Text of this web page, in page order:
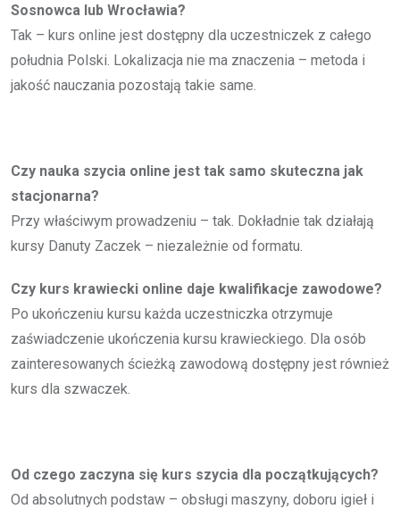
Sosnowca lub Wrocławia?
Tak – kurs online jest dostępny dla uczestniczek z całego
południa Polski. Lokalizacja nie ma znaczenia – metoda i
jakość nauczania pozostają takie same.
Czy nauka szycia online jest tak samo skuteczna jak
stacjonarna?
Przy właściwym prowadzeniu – tak. Dokładnie tak działają
kursy Danuty Zaczek – niezależnie od formatu.
Czy kurs krawiecki online daje kwalifikacje zawodowe?
Po ukończeniu kursu każda uczestniczka otrzymuje
zaświadczenie ukończenia kursu krawieckiego. Dla osób
zainteresowanych ścieżką zawodową dostępny jest również
kurs dla szwaczek.
Od czego zaczyna się kurs szycia dla początkujących?
Od absolutnych podstaw – obsługi maszyny, doboru igieł i